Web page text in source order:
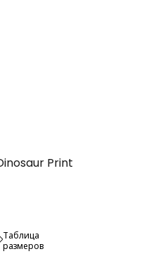
Print
Таблица
размеров